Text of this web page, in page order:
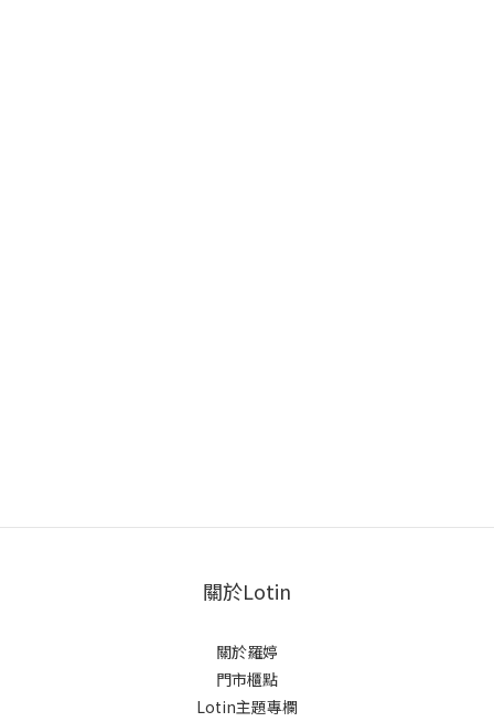
關於Lotin
關於羅婷
門市櫃點
Lotin主題專欄